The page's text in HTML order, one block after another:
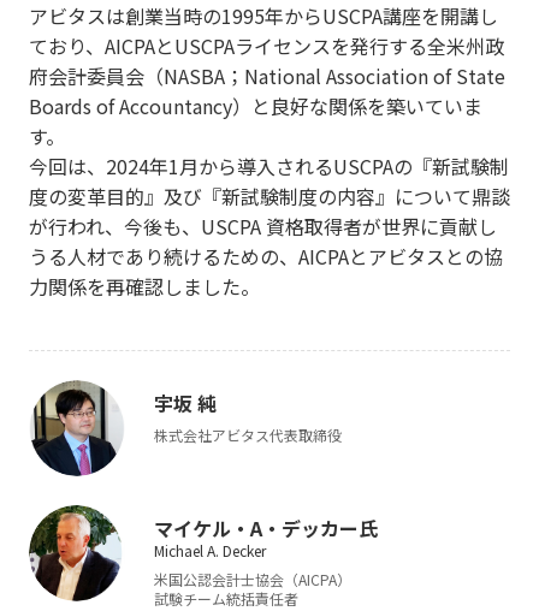
アビタスは創業当時の1995年からUSCPA講座を開講し
ており、AICPAとUSCPAライセンスを発行する全米州政
府会計委員会（NASBA；National Association of State
Boards of Accountancy）と良好な関係を築いていま
す。
今回は、2024年1月から導入されるUSCPAの『新試験制
度の変革目的』及び『新試験制度の内容』について鼎談
が行われ、今後も、USCPA 資格取得者が世界に貢献し
うる人材であり続けるための、AICPAとアビタスとの協
力関係を再確認しました。
宇坂 純
株式会社アビタス代表取締役
マイケル・A・デッカー氏
Michael A. Decker
米国公認会計士協会（AICPA）
試験チーム統括責任者